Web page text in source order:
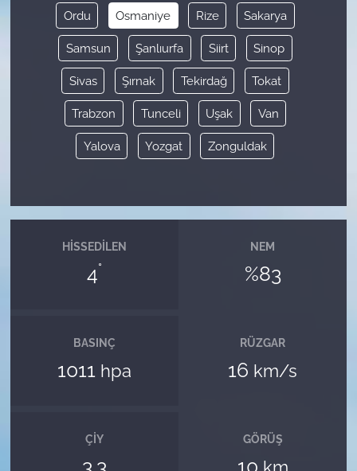
Ordu Osmaniye Rize Sakarya
Samsun Şanlıurfa Siirt Sinop
Sivas Şırnak Tekirdağ Tokat
Trabzon Tunceli Uşak Van
Yalova Yozgat Zonguldak
HISSEDILEN
4°
NEM
%83
BASINÇ
1011 hpa
RÜZGAR
16 km/s
ÇIY GÖRÜŞ